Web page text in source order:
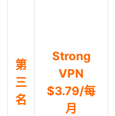
第
三
名
Strong
VPN
$3.79/每
月